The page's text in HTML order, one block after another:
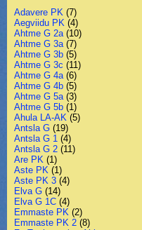
Adavere PK (7)
Aegviidu PK (4)
Ahtme G 2a(10)
Ahtme G 3a(7)
Ahtme G 3b (5)
Ahtme G 3c (11)
Ahtme G 4a(6)
Ahtme G 4b (5)
Ahtme G 5a(3)
Ahtme G 5b (1)
Ahula LA-AK (5)
Antsla G (19)
Antsla G 1 (4)
Antsla G 2 (11)
Are PK (1)
Aste PK (1)
Aste PK 3 (4)
Elva G (14)
Elva G 1C (4)
Emmaste PK (2)
Emmaste PK 2 (8)